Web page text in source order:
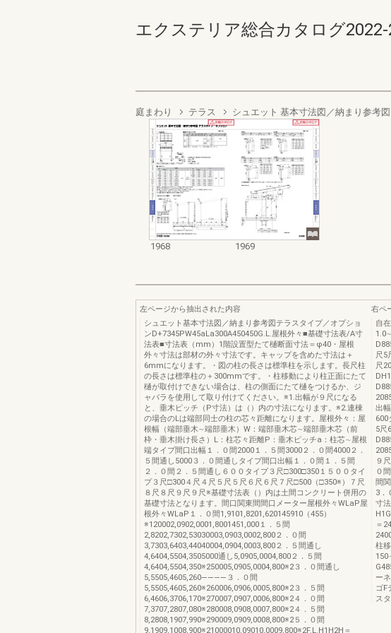
エクステリア総合カタログ
庭まわり テラス シュエット 基本寸法図／納まり参考図
1968 1969
左ページから抽出された内容
シュエット基本寸法図／納まり参考図テラスタイプ／オプショ
ンD+7345PW45aLa300A450450G.L.屋根外々■基礎寸法表/A寸
法表■寸法表（mm）1階設置型たて樋断面寸法＝φ40・屋根
外々寸法は部材の外々寸法です。キャップを含めた寸法は＋
6mmになります。・図の柱の長さは標準柱を示します。長尺柱
の長さは標準柱の＋300mmです。・柱移動により柱正面にたて
樋が取付けできない場合は、柱の側面にたて樋をつけるか、ジ
ャバラを使用して取り付けてください。※1.出幅が９尺になる
と、垂木ピッチ（P寸法）は（）内の寸法になります。※2.連棟
の場合のLは端部同士の柱の芯々距離になります。屋根外々：屋
根幅（端部垂木∼端部垂木）W：端部垂木芯∼端部垂木芯（前
枠・垂木掛け長さ）L：柱芯々距離P：垂木ピッチa：柱芯∼屋根
端タイプ間口出幅１．０間2000１．５間3000２．０間4000２．
５間通し5000３．０間通しタイプ間口出幅１．０間１．５間
２．０間２．５間通し６００タイプ３尺□300□350１５００タイ
プ３尺□300４尺４尺５尺５尺６尺６尺７尺□500（□350※）７尺
８尺８尺９尺９尺※基礎寸法表（）内は土間コンクリート併用の
基礎寸法となります。間口関東間間口メーター屋根外々WLaP屋
根外々WLaP１．０間1,9101,8201,620145910（455）
※120002,0902,0001,8001451,000１．５間
2,8202,7302,53030003,0903,0002,800２．０間
3,7303,6403,44040004,0904,0003,800２．５間通し
4,6404,5504,3505000通し5,0905,0004,800２．５間
4,6404,5504,350※250005,0905,0004,800※2３．０間通し
5,5505,4605,260――――３．０間
5,5505,4605,260※260006,0906,0005,800※2３．５間
6,4606,3706,170※270007,0907,0006,800※2４．０間
7,3707,2807,080※280008,0908,0007,800※2４．５間
8,2808,1907,990※290009,0909,0008,800※2５．０間
9,1909,1008,900※21000010,09010,0009,800※2F.L.H1H2H＝
右ペ
自
尺5
尺
出
600
5尺
９
０
間
3．
寸
＝
柱
ー
ゴF
ス